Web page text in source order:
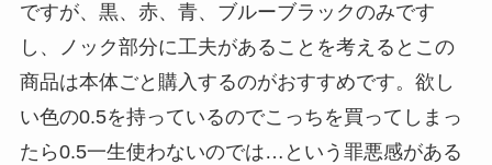
ですが、黒、赤、青、ブルーブラックのみです
し、ノック部分に工夫があることを考えるとこの
商品は本体ごと購入するのがおすすめです。欲し
い色の0.5を持っているのでこっちを買ってしまっ
たら0.5一生使わないのでは…という罪悪感がある